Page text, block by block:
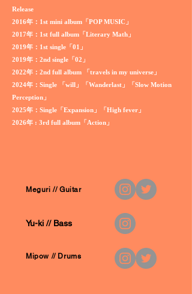
Release
2016年：1st mini album「POP MUSIC」
2017年：1st full album「Literary Math」
2019年：1st single「01」
2019年：2nd single「02」
2022年：2nd full album 「travels in my universe」
2024年：Single 「will」「Wanderlast」「Slow Motion
Perception」
2025年：Single「Expansion」「High fever」
2026年 : 3rd full album「Action」
Meguri // Guitar
Yu-ki // Bass
Mipow // Drums